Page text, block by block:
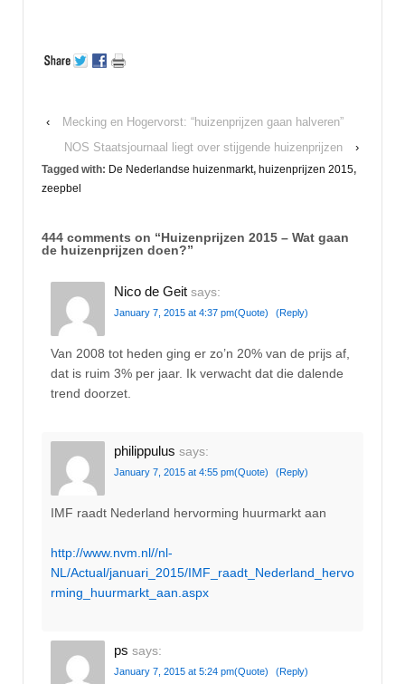
‹
Mecking en Hogervorst: “huizenprijzen gaan halveren”
NOS Staatsjournaal liegt over stijgende huizenprijzen
›
Tagged with: De Nederlandse huizenmarkt, huizenprijzen 2015,
zeepbel
444 comments on “Huizenprijzen 2015 – Wat gaan
de huizenprijzen doen?”
Nico de Geit says:
January 7, 2015 at 4:37 pm(Quote) (Reply)
Van 2008 tot heden ging er zo’n 20% van de prijs af,
dat is ruim 3% per jaar. Ik verwacht dat die dalende
trend doorzet.
philippulus says:
January 7, 2015 at 4:55 pm(Quote) (Reply)
IMF raadt Nederland hervorming huurmarkt aan
http://www.nvm.nl//nl-
NL/Actual/januari_2015/IMF_raadt_Nederland_hervo
rming_huurmarkt_aan.aspx
ps says:
January 7, 2015 at 5:24 pm(Quote) (Reply)